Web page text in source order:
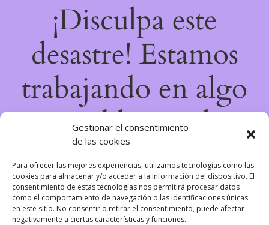
Gestionar el consentimiento
de las cookies
Para ofrecer las mejores experiencias, utilizamos tecnologías como las
cookies para almacenar y/o acceder a la información del dispositivo. El
consentimiento de estas tecnologías nos permitirá procesar datos
como el comportamiento de navegación o las identificaciones únicas
en este sitio. No consentir o retirar el consentimiento, puede afectar
negativamente a ciertas características y funciones.
¡Disculpa este
desastre! Estamos
trabajando en algo
increíble, ¡vuelve
pronto!